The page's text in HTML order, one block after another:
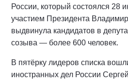
России, который состоялся 28
участием Президента
выдвинула кандидатов в
созыва — более 600 человек.
В пятёрку лидеров списка
иностранных дел России